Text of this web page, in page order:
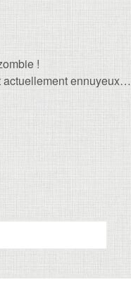
!
actuellement ennuyeux…